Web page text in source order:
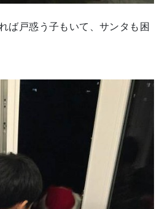
ば戸惑う子もいて、サンタも困